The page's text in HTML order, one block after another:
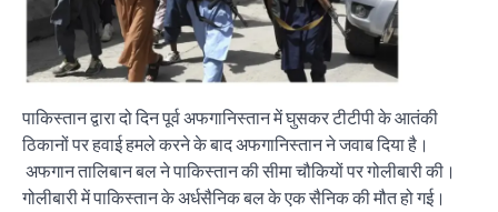
पाकिस्तान द्वारा दो दिन पूर्व अफगानिस्तान में घुसकर टीटीपी के आतंकी
ठिकानों पर हवाई हमले करने के बाद अफगानिस्तान ने जवाब दिया है।
अफगान तालिबान बल ने पाकिस्तान की सीमा चौकियों पर गोलीबारी की।
गोलीबारी में पाकिस्तान के अर्धसैनिक बल के एक सैनिक की मौत हो गई।